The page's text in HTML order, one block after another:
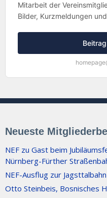
Mitarbeit der
Bilder, Kurzmeldungen
Neueste
NEF zu Gast beim
Nürnberg-Fürther
NEF-Ausflug zur Jagsttalbahn
Otto Steinbeis, Bosnisches